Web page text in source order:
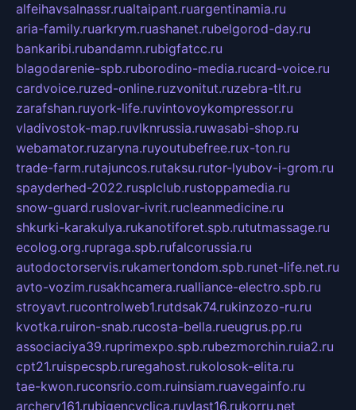
alfeihavsalnassr.rualtaipant.ruargentinamia.ru
aria-family.ruarkrym.ruashanet.rubelgorod-day.ru
bankaribi.rubandamn.rubigfatcc.ru
blagodarenie-spb.ruborodino-media.rucard-voice.ru
cardvoice.ruzed-online.ruzvonitut.ruzebra-tlt.ru
zarafshan.ruyork-life.ruvintovoykompressor.ru
vladivostok-map.ruvlknrussia.ruwasabi-shop.ru
webamator.ruzaryna.ruyoutubefree.rux-ton.ru
trade-farm.rutajuncos.rutaksu.rutor-lyubov-i-grom.ru
spayderhed-2022.rusplclub.rustoppamedia.ru
snow-guard.ruslovar-ivrit.rucleanmedicine.ru
shkurki-karakulya.rukanotiforet.spb.rututmassage.ru
ecolog.org.rupraga.spb.rufalcorussia.ru
autodoctorservis.rukamertondom.spb.runet-life.net.ru
avto-vozim.rusakhcamera.rualliance-electro.spb.ru
stroyavt.rucontrolweb1.rutdsak74.rukinzozo-ru.ru
kvotka.ruiron-snab.rucosta-bella.rueugrus.pp.ru
associaciya39.ruprimexpo.spb.rubezmorchin.ruia2.ru
cpt21.ruispecspb.ruregahost.rukolosok-elita.ru
tae-kwon.ruconsrio.com.ruinsiam.ruavegainfo.ru
archery161.rubigencyclica.ruvlast16.rukorru.net